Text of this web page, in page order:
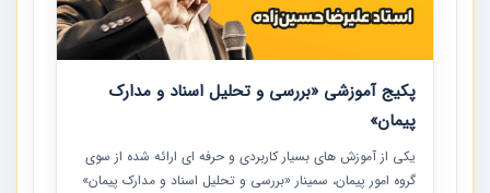
پکیج آموزشی «بررسی و تحلیل اسناد و مدارک
پیمان»
یکی از آموزش‏‏‏‏‏‏ های بسیار کاربردی و حرفه‏ ای ارائه شده از سوی
گروه امور پیمان، سمینار «بررسی و تحلیل اسناد و مدارک پیمان»